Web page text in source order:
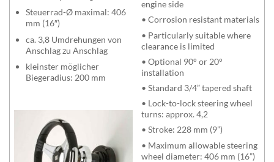
Steuerrad-Ø maximal: 406
mm (16″)
ca. 3,8 Umdrehungen von
Anschlag zu Anschlag
kleinster möglicher
Biegeradius: 200 mm
engine side
• Corrosion resistant materials
• Particularly suitable where
clearance is limited
• Optional 90° or 20°
installation
• Standard 3/4” tapered shaft
• Lock-to-lock steering wheel
turns: approx. 4,2
• Stroke: 228 mm (9”)
• Maximum allowable steering
wheel diameter: 406 mm (16”)